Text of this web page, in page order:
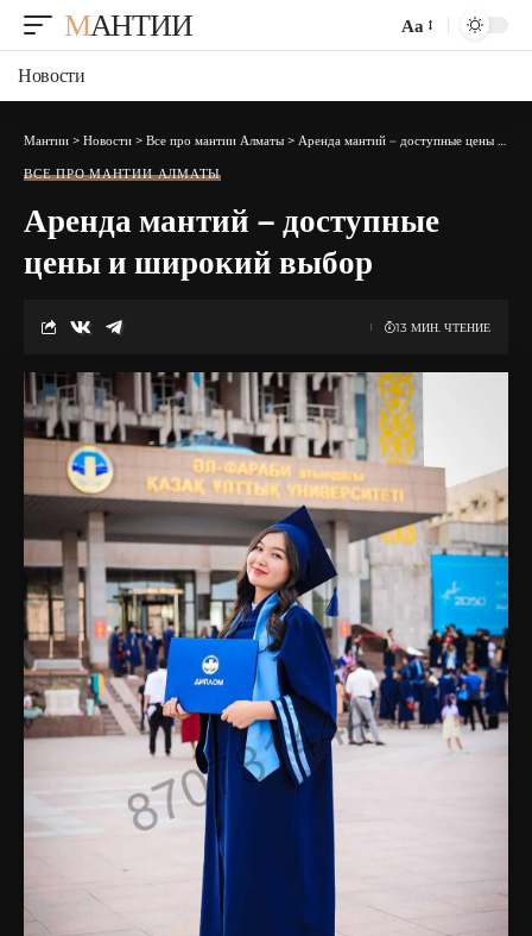
МАНТИИ
Изменение
шрифта
Аа
Новости
Мантии > Новости > Все про мантии Алматы > Аренда мантий – доступные цены и широкий выбор
ВСЕ ПРО МАНТИИ АЛМАТЫ
Аренда мантий – доступные
цены и широкий выбор
13 МИН. ЧТЕНИЕ